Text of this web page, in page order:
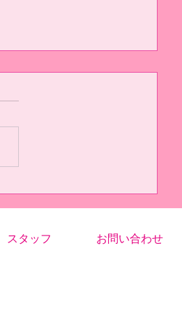
ログ（5/16 U15リーグ
べたことです。自分は、前
跳ぶようには意識しまし
スタッフ お問い合わせ